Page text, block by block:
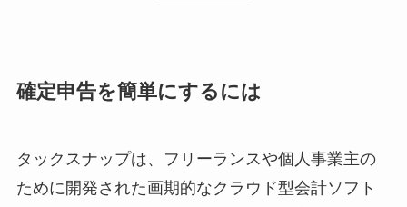
確定申告を簡単にするには
タックスナップは、フリーランスや個人事業主の
ために開発された画期的なクラウド型会計ソフト